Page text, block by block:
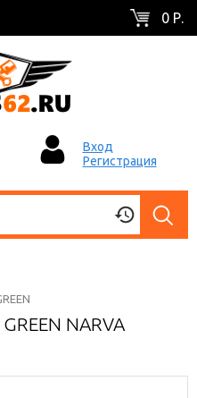
0 Р.
Вход
Регистрация
NARVA